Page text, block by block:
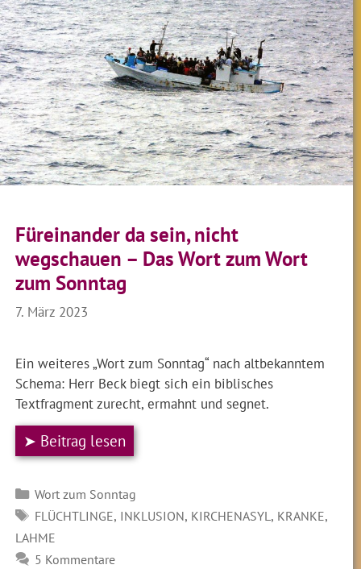
Füreinander da sein, nicht
wegschauen – Das Wort zum Wort
zum Sonntag
7. März 2023
Ein weiteres „Wort zum Sonntag“ nach altbekanntem
Schema: Herr Beck biegt sich ein biblisches
Textfragment zurecht, ermahnt und segnet.
➤ Beitrag lesen
Kategorien
Wort zum Sonntag
SCHLAGWÖRTER
FLÜCHTLINGE, INKLUSION, KIRCHENASYL, KRANKE,
LAHME
5 Kommentare